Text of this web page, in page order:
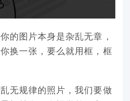
的图片本身是杂乱无章，
换一张，要么就用框，框
无规律的照片，我们要做